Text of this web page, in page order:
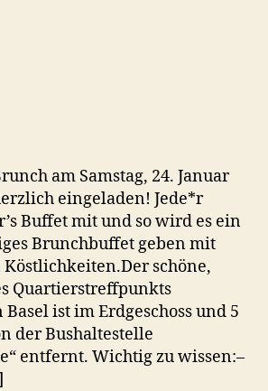
am Samstag, 24. Januar
eingeladen! Jede*r
Buffet mit und so wird es ein
Brunchbuffet geben mit
schöne,
Quartierstreffpunkts
ist im Erdgeschoss und 5
der Bushaltestelle
entfernt. Wichtig zu wissen:–